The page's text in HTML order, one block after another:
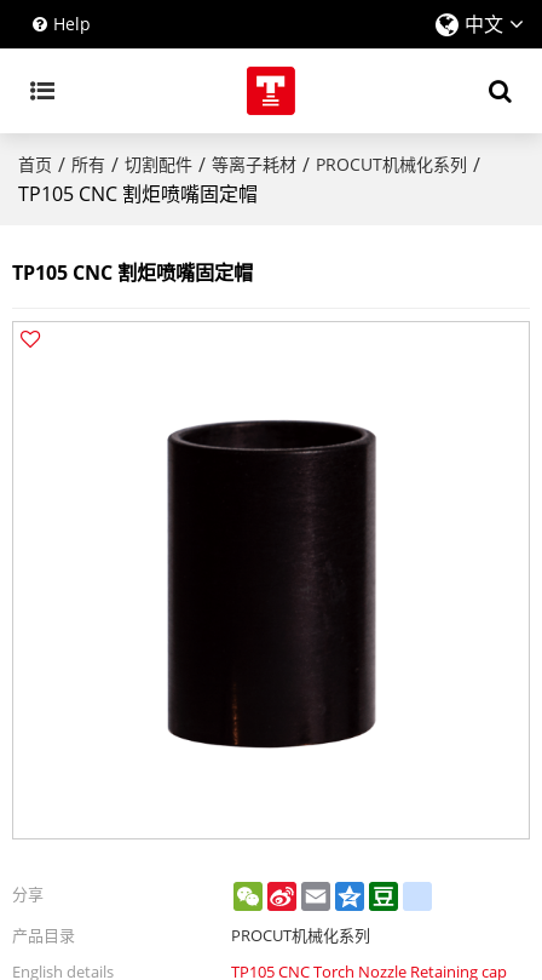
Help 中文
首页 / 所有 / 切割配件 / 等离子耗材 / PROCUT机械化系列 /
TP105 CNC 割炬喷嘴固定帽
TP105 CNC 割炬喷嘴固定帽
分享 WeChat
Sina
Weibo
EmailQzone
产品目录
PROCUT机械化系列
English details
TP105 CNC Torch Nozzle Retaining cap